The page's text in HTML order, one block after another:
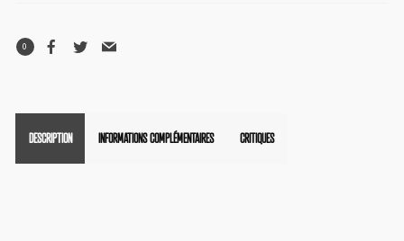
0
DESCRIPTION INFORMATIONS COMPLÉMENTAIRES CRITIQUES